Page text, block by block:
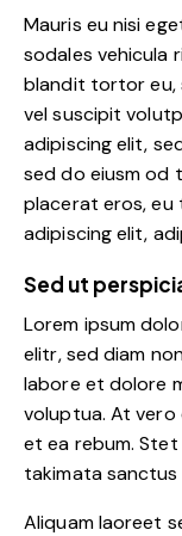
Mauris eu nisi
sodales vehicula
blandit tortor eu,
vel suscipit
adipiscing elit,
sed do eiusm od
placerat eros,
adipiscing elit,
Sed ut
Lorem ipsum
elitr, sed diam
labore et dolore
voluptua. At
et ea rebum.
takimata
Aliquam laoreet